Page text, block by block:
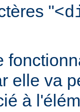
"<
elle va
à